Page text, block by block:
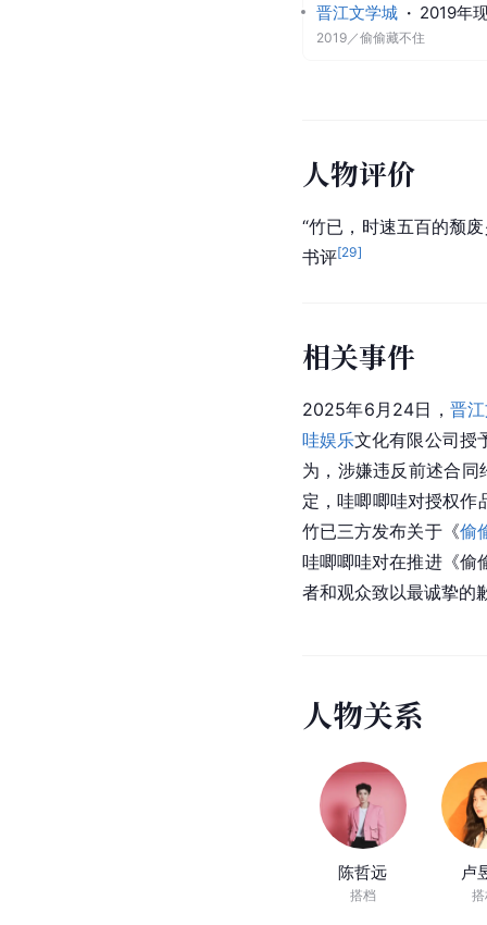
晋江文学城 · 2019年
2019 ／偷偷藏不住
人物评价
“竹已，时速五百的颓
书评[29]
相关事件
2025年6月24日， 晋
哇娱乐文化有限公司授
为，涉嫌违反前述合
定，哇唧唧哇对授权作
竹已三方发布关于《偷
哇唧唧哇对在推进《偷
者和观众致以最诚挚的
人物关系
陈哲远
搭档
卢